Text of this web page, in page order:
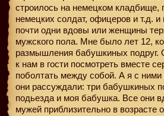
строилось на немецком кладбище,
немецких солдат, офицеров и т.д.
почти одни вдовы или женщины
мужского пола. Мне было лет 12,
размышления бабушкиных подруг.
к нам в гости посмотреть вместе
поболтать между собой. А я с
они рассуждали: три бабушкиных
подьезда и моя бабушка. Все они
мужей приблизительно в возрасте